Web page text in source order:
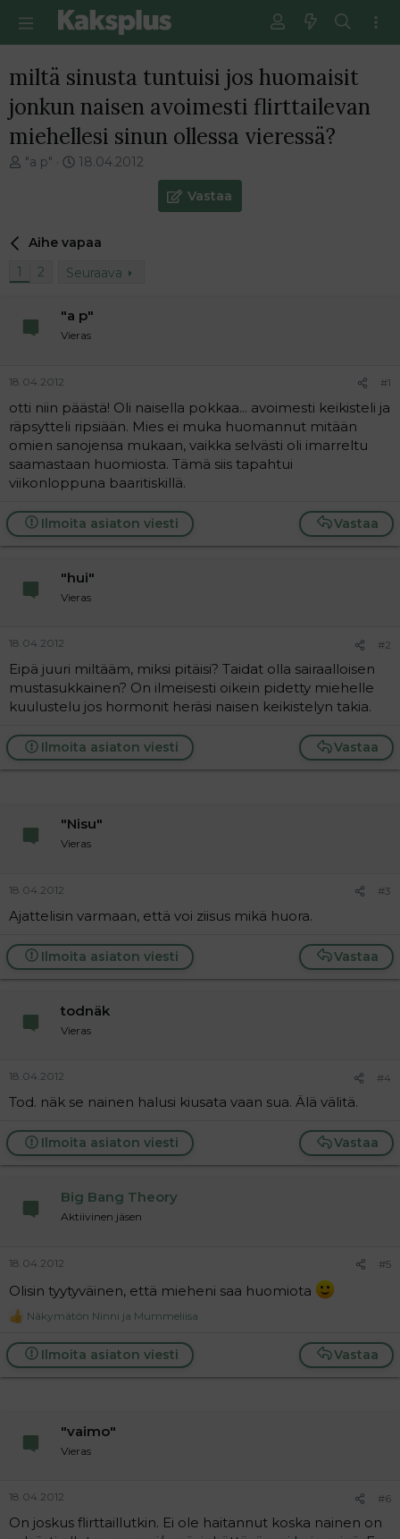
miltä sinusta tuntuisi jos huomaisit
jonkun naisen avoimesti flirttailevan
miehellesi sinun ollessa vieressä?
V
e
u
l
o
i
t
t
a
j
"a p"
E
m
i
e
n
s
t
18.04.2012
Vastaa
Aihe vapaa
1
2 Seuraava
"a p"
Vieras
18.04.2012 #1
otti niin päästä! Oli naisella pokkaa... avoimesti keikisteli ja
räpsytteli ripsiään. Mies ei muka huomannut mitään
omien sanojensa mukaan, vaikka selvästi oli imarreltu
saamastaan huomiosta. Tämä siis tapahtui
viikonloppuna baaritiskillä.
Vastaa
Ilmoita asiaton viesti
"hui"
Vieras
18.04.2012 #2
Eipä juuri miltääm, miksi pitäisi? Taidat olla sairaalloisen
mustasukkainen? On ilmeisesti oikein pidetty miehelle
kuulustelu jos hormonit heräsi naisen keikistelyn takia.
Vastaa
Ilmoita asiaton viesti
"Nisu"
Vieras
18.04.2012 #3
Ajattelisin varmaan, että voi ziisus mikä huora.
Vastaa
Ilmoita asiaton viesti
todnäk
Vieras
18.04.2012 #4
Tod. näk se nainen halusi kiusata vaan sua. Älä välitä.
Vastaa
Ilmoita asiaton viesti
Big Bang Theory
Aktiivinen jäsen
18.04.2012 #5
Olisin tyytyväinen, että mieheni saa huomiota
R
a
c
t
Näkymätön Ninni ja Mummeliisa
Vastaa
Ilmoita asiaton viesti
"vaimo"
Vieras
18.04.2012 #6
On joskus flirttaillutkin. Ei ole haitannut koska nainen on